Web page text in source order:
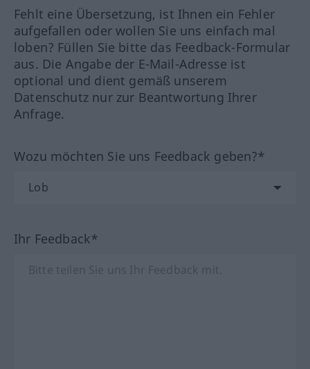
Fehlt eine Übersetzung, ist Ihnen ein Fehler
aufgefallen oder wollen Sie uns einfach mal
loben? Füllen Sie bitte das Feedback-Formular
aus. Die Angabe der E-Mail-Adresse ist
optional und dient gemäß unserem
Datenschutz nur zur Beantwortung Ihrer
Anfrage.
Wozu möchten Sie uns Feedback geben?*
Ihr Feedback*